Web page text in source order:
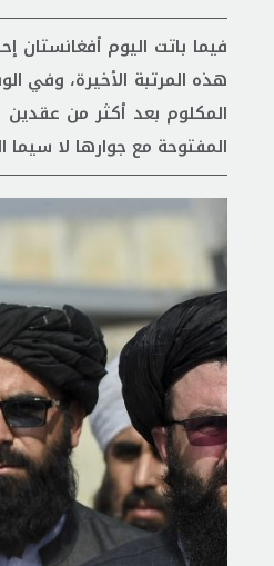
هذه المرتبة الأخيرة، وفي
المكلوم بعد أكثر من عقدين
المفتوحة مع جوارها لا سيما